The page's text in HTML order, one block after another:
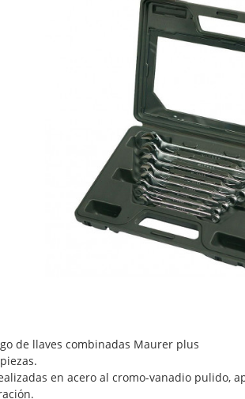
de llaves combinadas Maurer plus
en acero al cromo-vanadio pulido,